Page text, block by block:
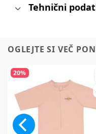
Tehnični
OGLEJTE SI VEČ
20%